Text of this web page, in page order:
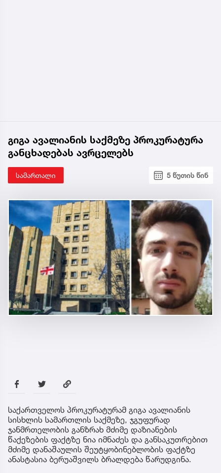
გიგა ავალიანის საქმეზე პროკურატურა
განცხადებას ავრცელებს
სამართალი 5 წუთის წინ
საქართველოს პროკურატურამ გიგა ავალიანის
სისხლის სამართლის საქმეზე, ჯგუფურად
ჯანმრთელობის განზრახ მძიმე დაზიანების
წაქეზების ფაქტზე ნია იმნაძეს და განსაკუთრებით
მძიმე დანაშაულის შეუტყობინებლობის ფაქტზე
ანასტასია ბერუაშვილს ბრალდება წარუდგინა.